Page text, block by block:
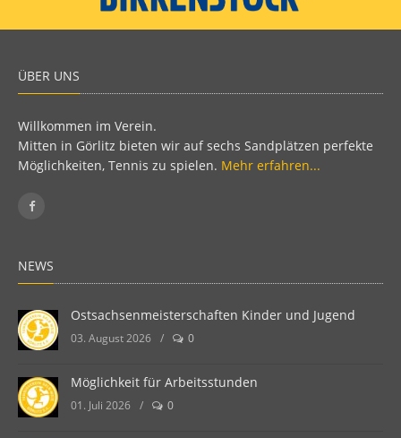
ÜBER UNS
Willkommen im Verein.
Mitten in Görlitz bieten wir auf sechs Sandplätzen perfekte
Möglichkeiten, Tennis zu spielen. Mehr erfahren...
NEWS
Ostsachsenmeisterschaften Kinder und Jugend
03. August 2026 / 0
Möglichkeit für Arbeitsstunden
01. Juli 2026 / 0